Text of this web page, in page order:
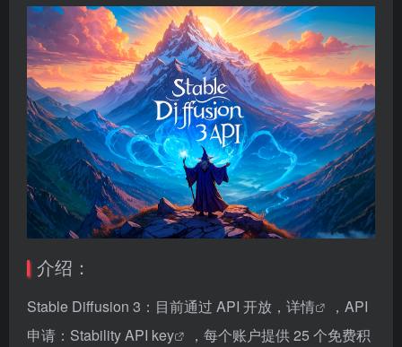
介绍：
Stable Diffusion 3：目前通过 API 开放， 详情
，API
申请： Stability API key
，每个账户提供 25 个免费积